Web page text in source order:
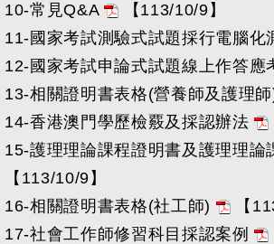
10-常見Q&A
【113/10/9】
11-國家考試測驗式試題採行電腦
12-國家考試申論式試題線上作答應
13-相關證明書表格(營養師及護理
14-香港澳門學歷檢覈及採認辦法
15-護理理論課程證明書及護理理
【113/10/9】
16-相關證明書表格(社工師)
【
17-社會工作師修習科目採認案例